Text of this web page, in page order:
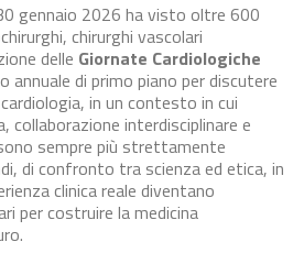
gennaio 2026 ha visto oltre 600
chirurghi vascolari
delle Giornate Cardiologiche
annuale di primo piano per discutere
in un contesto in cui
collaborazione interdisciplinare e
sempre più strettamente
di confronto tra scienza ed etica, in
clinica reale diventano
per costruire la medicina